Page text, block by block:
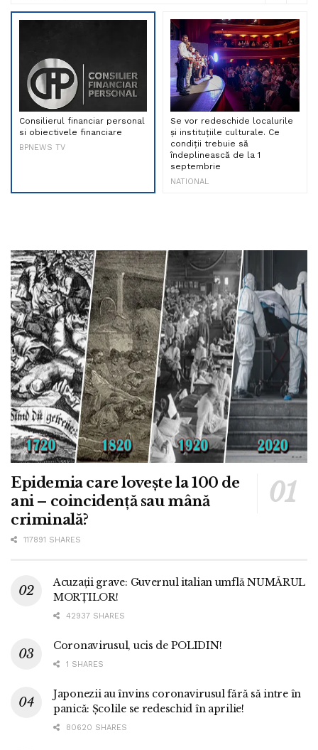
Consilierul financiar personal
si obiectivele financiare
BPNEWS TV
Se vor redeschide localurile
și instituțiile culturale. Ce
condiții trebuie să
îndeplinească de la 1
septembrie
NATIONAL
Epidemia care lovește la 100 de
ani – coincidență sau mână
criminală?
117891 SHARES
Acuzații grave: Guvernul italian umflă NUMĂRUL
MORȚILOR!
42937 SHARES
Coronavirusul, ucis de POLIDIN!
1 SHARES
Japonezii au învins coronavirusul fără să intre în
panică: Școlile se redeschid în aprilie!
80620 SHARES